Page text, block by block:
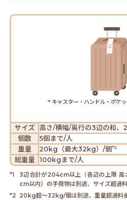
サイズ 高さ/横幅/奥行の3辺の和
個数
5個まで/人
重量
20kg（最大32kg）/個*2
総重量 100kgまで/人
* キャスター・ハンドル・ポケ
3辺合計が204cm以上（各辺の上限
cm以内）の手荷物は別途、サイズ超過料
20kg超～32kg/個は別途、重量超過料金